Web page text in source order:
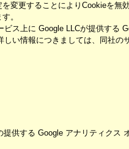
変更することによりCookieを無
。
ス上に Google LLCが提供する
い情報につきましては、同社の
供する Google アナリティクス